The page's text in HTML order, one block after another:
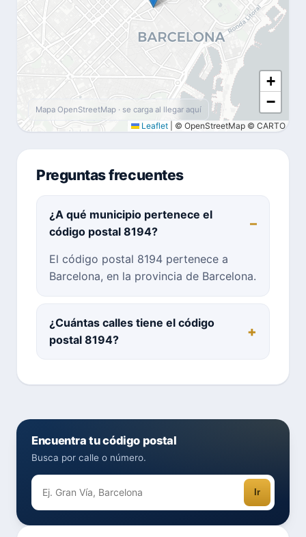
+
−
Leaflet © OpenStreetMap © CARTO
Mapa OpenStreetMap · se carga al llegar aquí
Preguntas frecuentes
¿A qué municipio pertenece el
código postal 8194?
El código postal 8194 pertenece a
Barcelona, en la provincia de Barcelona.
¿Cuántas calles tiene el código
postal 8194?
Encuentra tu código postal
Busca por calle o número.
Ir